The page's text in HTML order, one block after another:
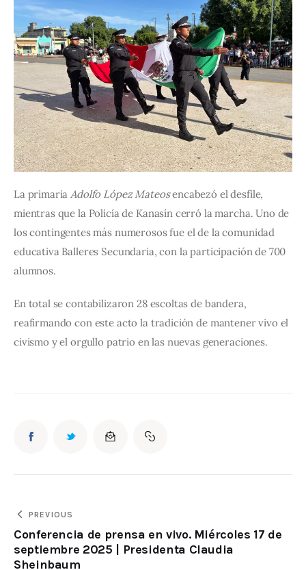
La primaria Adolfo López Mateos encabezó el desfile,
mientras que la Policía de Kanasín cerró la marcha. Uno de
los contingentes más numerosos fue el de la comunidad
educativa Balleres Secundaria, con la participación de 700
alumnos.
En total se contabilizaron 28 escoltas de bandera,
reafirmando con este acto la tradición de mantener vivo el
civismo y el orgullo patrio en las nuevas generaciones.
PREVIOUS
Conferencia de prensa en vivo. Miércoles 17 de
septiembre 2025 | Presidenta Claudia
Sheinbaum